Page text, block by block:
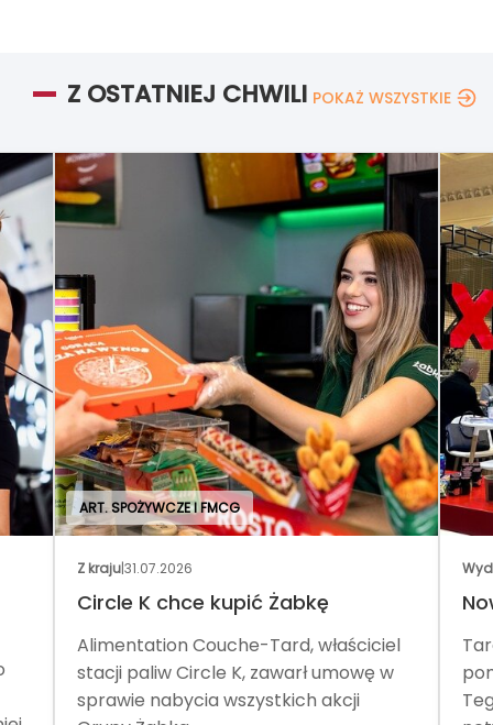
Z OSTATNIEJ CHWILI POKAŻ WSZYSTKIE
ART. SPOŻYWCZE I FMCG
Z kraju|31.07.2026
Circle K chce kupić Żabkę
Alimentation Couche-Tard, właściciel
stacji paliw Circle K, zawarł umowę w
sprawie nabycia wszystkich akcji